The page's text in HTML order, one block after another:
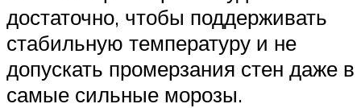
достаточно, чтобы поддерживать
стабильную температуру и не
допускать промерзания стен даже в
самые сильные морозы.